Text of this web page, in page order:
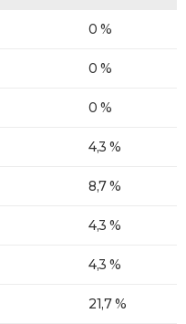
0 %
0 %
0 %
4,3 %
8,7 %
4,3 %
4,3 %
21,7 %